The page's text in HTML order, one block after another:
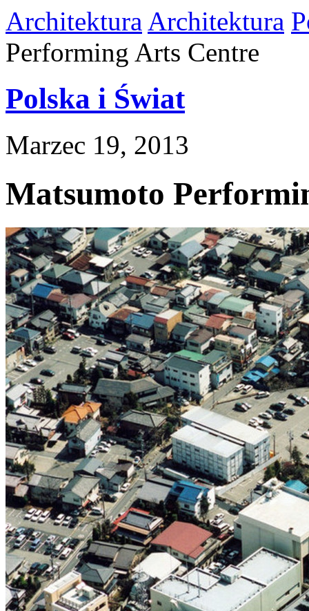
Architektura Architektura
Performing Arts Centre
Polska i Świat
Marzec 19, 2013
Matsumoto